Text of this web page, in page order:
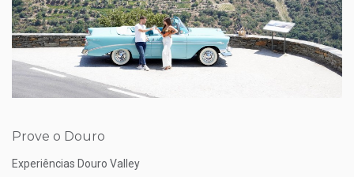
Preço desde
Prove o Douro
Experiências Douro Valley